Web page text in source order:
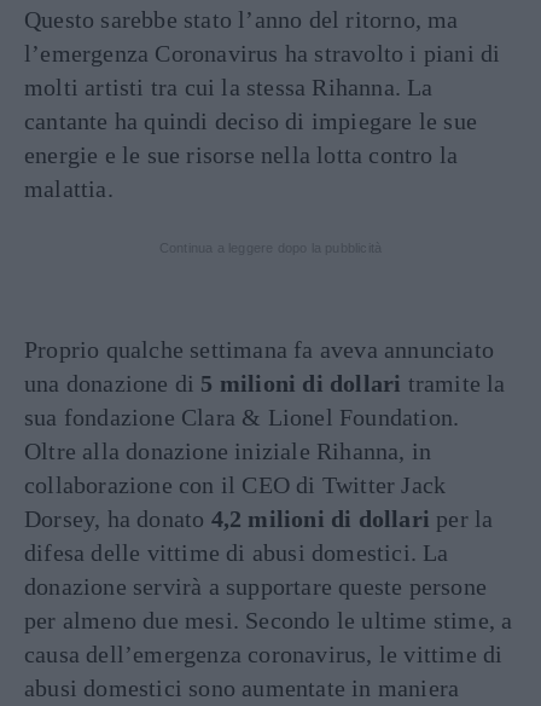
Questo sarebbe stato l’anno del ritorno, ma
l’emergenza Coronavirus ha stravolto i piani di
molti artisti tra cui la stessa Rihanna. La
cantante ha quindi deciso di impiegare le sue
energie e le sue risorse nella lotta contro la
malattia.
Proprio qualche settimana fa aveva annunciato
una donazione di 5 milioni di dollari tramite la
sua fondazione Clara & Lionel Foundation.
Oltre alla donazione iniziale Rihanna, in
collaborazione con il CEO di Twitter Jack
Dorsey, ha donato 4,2 milioni di dollari per la
difesa delle vittime di abusi domestici. La
donazione servirà a supportare queste persone
per almeno due mesi. Secondo le ultime stime, a
causa dell’emergenza coronavirus, le vittime di
abusi domestici sono aumentate in maniera